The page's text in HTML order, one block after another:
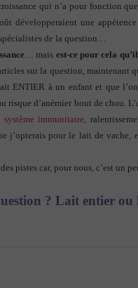
qui n’a pour fonction
développeraient une
de la question…
… mais est-ce pour cela
sur la question, maintenant
ENTIER à un enfant et que
d’anémier bout de chou.
système immunitaire,
j’opterais pour le lait de
pistes car, pour nous, c’est un
? Lait entier